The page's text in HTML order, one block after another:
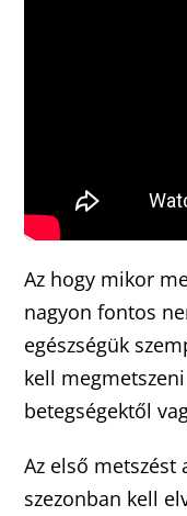
Az hogy mikor
nagyon fontos
egészségük
kell
betegségektől
Az első metszést
szezonban kell